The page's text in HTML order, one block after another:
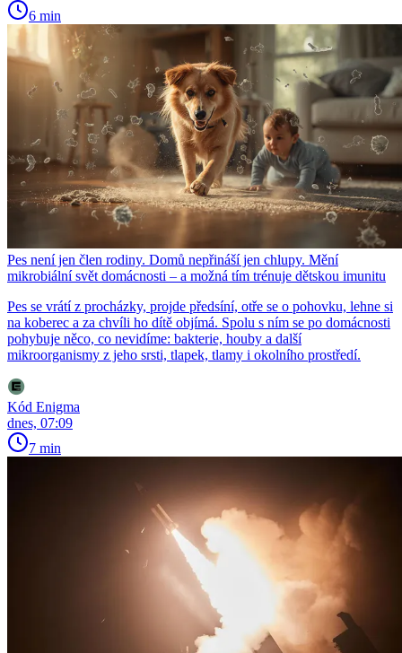
6 min
Pes není jen člen rodiny. Domů nepřináší jen chlupy. Mění
mikrobiální svět domácnosti – a možná tím trénuje dětskou imunitu
Pes se vrátí z procházky, projde předsíní, otře se o pohovku, lehne si
na koberec a za chvíli ho dítě objímá. Spolu s ním se po domácnosti
pohybuje něco, co nevidíme: bakterie, houby a další
mikroorganismy z jeho srsti, tlapek, tlamy i okolního prostředí.
Kód Enigma
dnes, 07:09
7 min